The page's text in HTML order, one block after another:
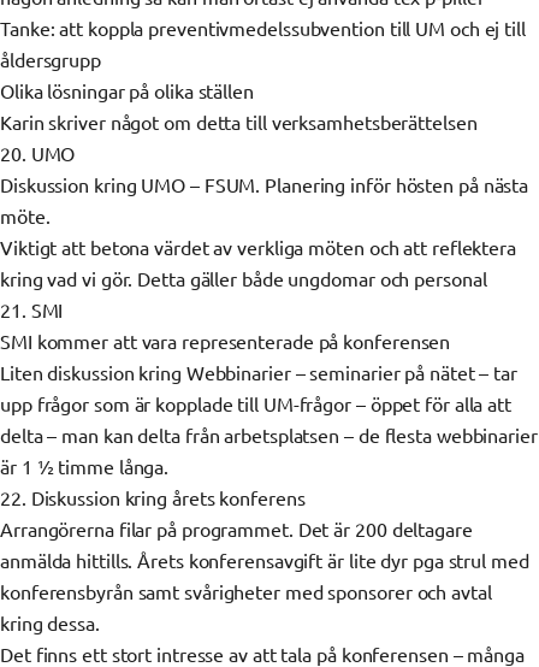
Tanke: att koppla preventivmedelssubvention till UM och ej till
åldersgrupp
Olika lösningar på olika ställen
Karin skriver något om detta till verksamhetsberättelsen
20. UMO
Diskussion kring UMO – FSUM. Planering inför hösten på nästa
möte.
Viktigt att betona värdet av verkliga möten och att reflektera
kring vad vi gör. Detta gäller både ungdomar och personal
21. SMI
SMI kommer att vara representerade på konferensen
Liten diskussion kring Webbinarier – seminarier på nätet – tar
upp frågor som är kopplade till UM-frågor – öppet för alla att
delta – man kan delta från arbetsplatsen – de flesta webbinarier
är 1 ½ timme långa.
22. Diskussion kring årets konferens
Arrangörerna filar på programmet. Det är 200 deltagare
anmälda hittills. Årets konferensavgift är lite dyr pga strul med
konferensbyrån samt svårigheter med sponsorer och avtal
kring dessa.
Det finns ett stort intresse av att tala på konferensen – många